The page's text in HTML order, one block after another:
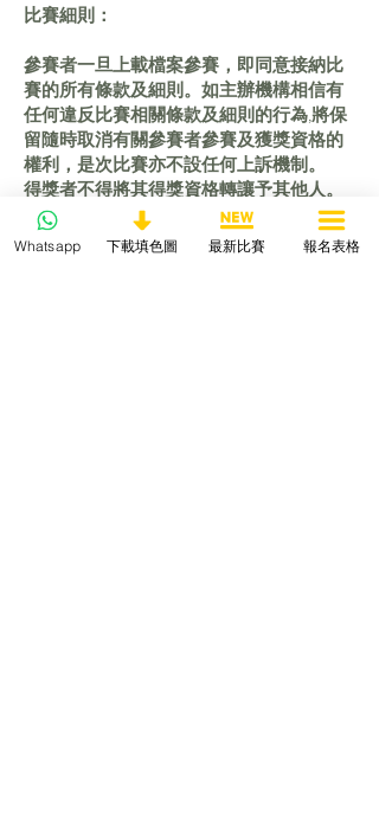
比賽細則：
參賽者一旦上載檔案參賽，即同意接納比
賽的所有條款及細則。如主辦機構相信有
任何違反比賽相關條款及細則的行為,將保
留隨時取消有關參賽者參賽及獲獎資格的
權利，是次比賽亦不設任何上訴機制。
得獎者不得將其得獎資格轉讓予其他人。
凡參賽者提交參賽作品，即表示同意本機
構將參賽作品及資料編輯、 複製、存檔、
Whatsapp 下載填色圖 最新比賽 報名表格